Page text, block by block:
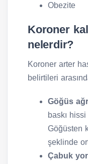
Obezite
Koroner
nelerdir?
Koroner arter
belirtileri
Göğüs
baskı
Göğüsten
şeklinde
Çabuk